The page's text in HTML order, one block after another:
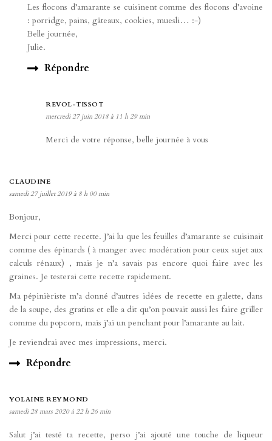
Les flocons d’amarante se cuisinent comme des flocons d’avoine
: porridge, pains, gâteaux, cookies, muesli… :-)
Belle journée,
Julie.
Répondre
REVOL-TISSOT
mercredi 27 juin 2018 à 11 h 29 min
Merci de votre réponse, belle journée à vous
CLAUDINE
samedi 27 juillet 2019 à 8 h 00 min
Bonjour,
Merci pour cette recette. J’ai lu que les feuilles d’amarante se cuisinait
comme des épinards ( à manger avec modération pour ceux sujet aux
calculs rénaux) , mais je n’a savais pas encore quoi faire avec les
graines. Je testerai cette recette rapidement.
Ma pépinièriste m’a donné d’autres idées de recette en galette, dans
de la soupe, des gratins et elle a dit qu’on pouvait aussi les faire griller
comme du popcorn, mais j’ai un penchant pour l’amarante au lait.
Je reviendrai avec mes impressions, merci.
Répondre
YOLAINE REYMOND
samedi 28 mars 2020 à 22 h 26 min
Salut j’ai testé ta recette, perso j’ai ajouté une touche de liqueur